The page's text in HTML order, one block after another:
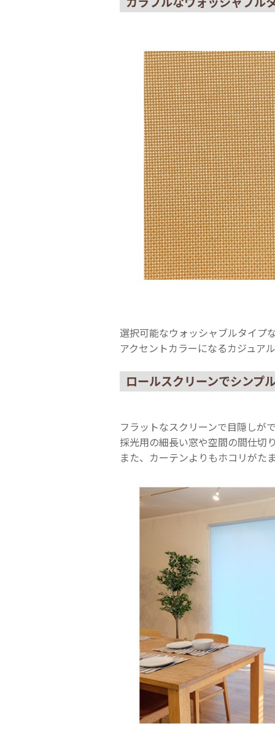
選択可能なウォッシャブルタイプ
アクセントカラーになるカジュア
ロールスクリーンでシンプ
フラットなスクリーンで目隠しが
採光用の細長い窓や空間の間仕切
また、カーテンよりもホコリがた